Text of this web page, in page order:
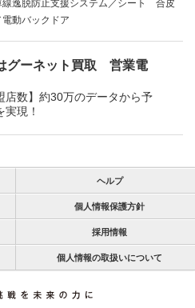
逸脱防止支援システム／シート 合皮
動バックドア
グーネット買取 営業電
店数】約30万のデータから予
現！
ヘルプ
個人情報保護方針
採用情報
個人情報の取扱いについて